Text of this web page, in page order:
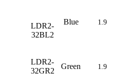
LDR2-
32BL2
Blue 1.9
LDR2-
32GR2
Green 1.9